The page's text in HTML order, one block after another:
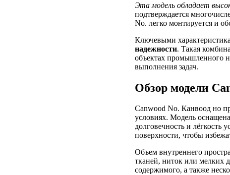
Эта модель обладает
подтверждается
No. легко монтируется и
Ключевыми
надежности. Такая
объектах промышленного
выполнения задач.
Обзор модели
Canwood No. Канвоод но
условиях. Модель
долговечность и лёгкость
поверхности, чтобы
Объем внутреннего
тканей, ниток или мелких
содержимого, а также